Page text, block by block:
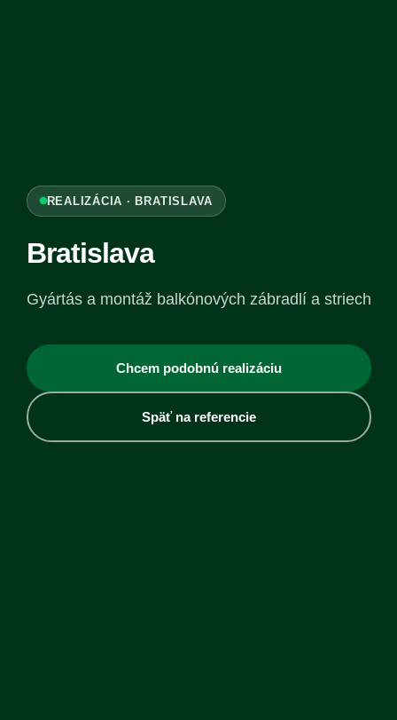
REALIZÁCIA · BRATISLAVA
Bratislava
Gyártás a montáž balkónových zábradlí a striech
Chcem podobnú realizáciu
Späť na referencie